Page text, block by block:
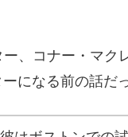
、コナー・マク
になる前の話だ